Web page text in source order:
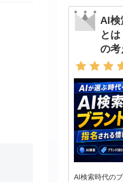
AI検
と
の考
AI検索時代の